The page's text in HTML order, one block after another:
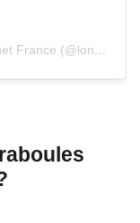
Une publication partagée par Lonely Planet France (@lonelyplanetfr)